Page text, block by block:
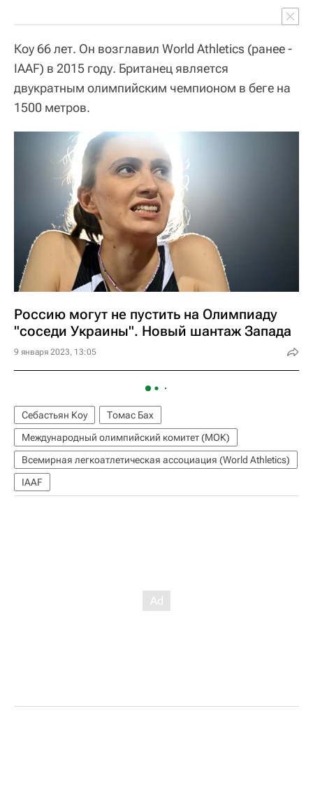
Коу 66 лет. Он возглавил World Athletics (ранее -
IAAF) в 2015 году. Британец является
двукратным олимпийским чемпионом в беге на
1500 метров.
Россию могут не пустить на Олимпиаду
"соседи Украины". Новый шантаж Запада
9 января 2023, 13:05
Себастьян Коу
Томас Бах
Международный олимпийский комитет (МОК)
Всемирная легкоатлетическая ассоциация (World Athletics)
IAAF